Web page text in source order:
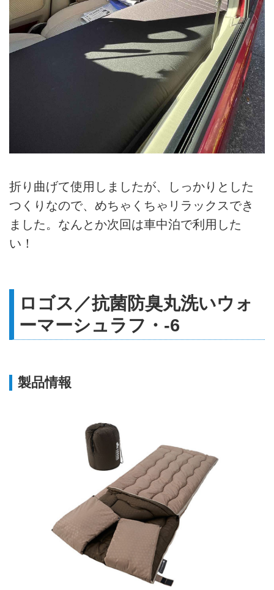
折り曲げて使用しましたが、しっかりとした
つくりなので、めちゃくちゃリラックスでき
ました。なんとか次回は車中泊で利用した
い！
ロゴス／抗菌防臭丸洗いウォ
ーマーシュラフ・-6
製品情報